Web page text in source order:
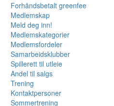
Forhåndsbetalt greenfee
Medlemskap
Meld deg inn!
Medlemskategorier
Medlemsfordeler
Samarbeidsklubber
Spillerett til utleie
Andel til salgs
Trening
Kontaktpersoner
Sommertrening